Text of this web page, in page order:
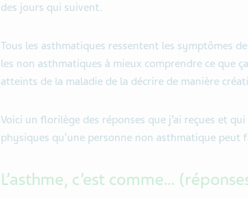
des jours qui suivent.
Tous les asthmatiques ressentent les symptômes
les non asthmatiques à mieux comprendre ce que
atteints de la maladie de la décrire de manière
Voici un florilège des réponses que j’ai reçues et
physiques qu’une personne non asthmatique peut
L’asthme, c’est comme…